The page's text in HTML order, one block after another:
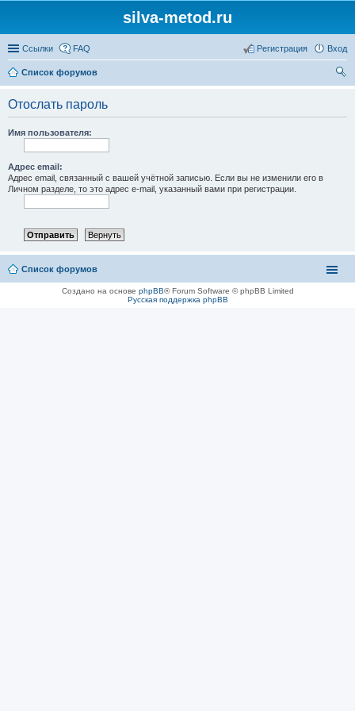
silva-metod.ru
Ссылки FAQ Вход
Регистрация
Список форумов
Отослать пароль
Имя пользователя:
Адрес email:
Адрес email, связанный с вашей учётной записью. Если вы не изменили его в
Личном разделе, то это адрес e-mail, указанный вами при регистрации.
Список форумов
Создано на основе phpBB® Forum Software © phpBB Limited
Русская поддержка phpBB